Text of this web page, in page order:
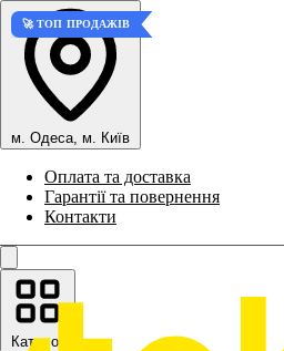
м. Одеса, м. Київ
Оплата та доставка
Гарантії та повернення
Контакти
Каталог
🚀 ТОП ПРОДАЖІВ